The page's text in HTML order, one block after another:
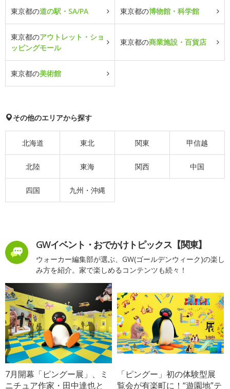
東京都の道の駅・SA/PA 東京都の博物館・科学館
東京都のアウトレット・ショ
ッピングモール
東京都の商業施設・百貨店
東京都の美術館
その他のエリアから探す
北海道 東北 関東 甲信越
北陸 東海 関西 中国
四国 九州・沖縄
GWイベント・おでかけトピックス【関東】
ウォーカー編集部が選ぶ、GW(ゴールデンウィーク)の楽し
み方を紹介。家で楽しめるコンテンツも続々！
7月開幕「ピングー展」、ミ
ニチュア作家・田中達也と
「ピングー」初の体験型展
覧会が有楽町に！“遊園地”テ